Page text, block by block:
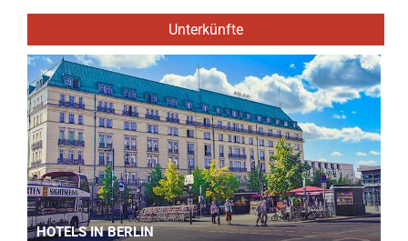
Unterkünfte
HOTELS IN BERLIN